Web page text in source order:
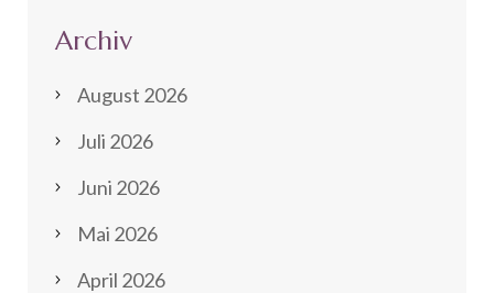
Archiv
August 2026
Juli 2026
Juni 2026
Mai 2026
April 2026